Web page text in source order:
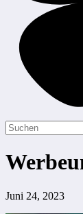
Juni 24, 2023